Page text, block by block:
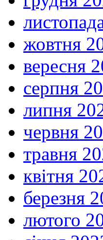
жовтня
вересня
серпня
липня
червня
травня
квітня
березня
лютого